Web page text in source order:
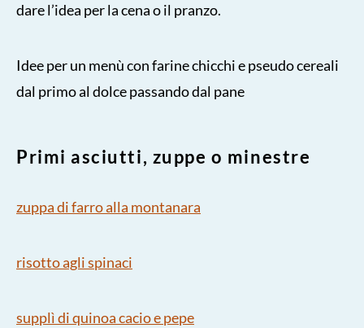
dare l’idea per la cena o il pranzo.
Idee per un menù con farine chicchi e pseudo cereali
dal primo al dolce passando dal pane
Primi asciutti, zuppe o minestre
zuppa di farro alla montanara
risotto agli spinaci
supplì di quinoa cacio e pepe